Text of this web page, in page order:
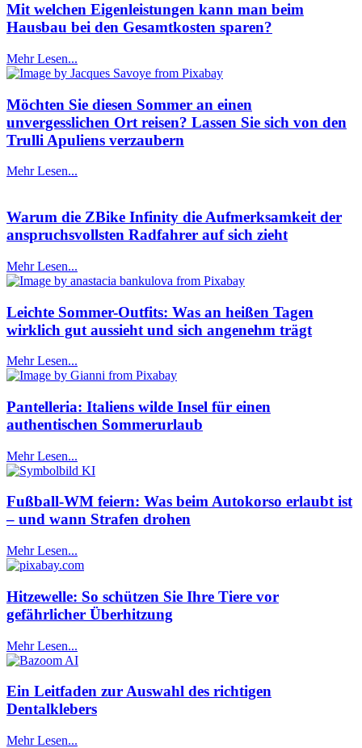
Mit welchen Eigenleistungen kann man beim
Hausbau bei den Gesamtkosten sparen?
Mehr Lesen...
Möchten Sie diesen Sommer an einen
unvergesslichen Ort reisen? Lassen Sie sich von den
Trulli Apuliens verzaubern
Mehr Lesen...
Warum die ZBike Infinity die Aufmerksamkeit der
anspruchsvollsten Radfahrer auf sich zieht
Mehr Lesen...
Leichte Sommer-Outfits: Was an heißen Tagen
wirklich gut aussieht und sich angenehm trägt
Mehr Lesen...
Pantelleria: Italiens wilde Insel für einen
authentischen Sommerurlaub
Mehr Lesen...
Fußball-WM feiern: Was beim Autokorso erlaubt ist
– und wann Strafen drohen
Mehr Lesen...
Hitzewelle: So schützen Sie Ihre Tiere vor
gefährlicher Überhitzung
Mehr Lesen...
Ein Leitfaden zur Auswahl des richtigen
Dentalklebers
Mehr Lesen...